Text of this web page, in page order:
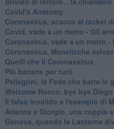
Covid's Anatomy
Coronavirus, scacco al racket
Covid, vade a un metro - Gli
Coronavirus, vade a un metro -
Coronavirus, Menelicche
Quelli che il Coronavairus
Più banane per tutti
Pellegrini, la Fede che batte le
Welcome Rocco, bye bye Diego
Il falso invalido e l'esempio di
Arianna e Giorgio, una coppia
Genova, quando la Lanterna